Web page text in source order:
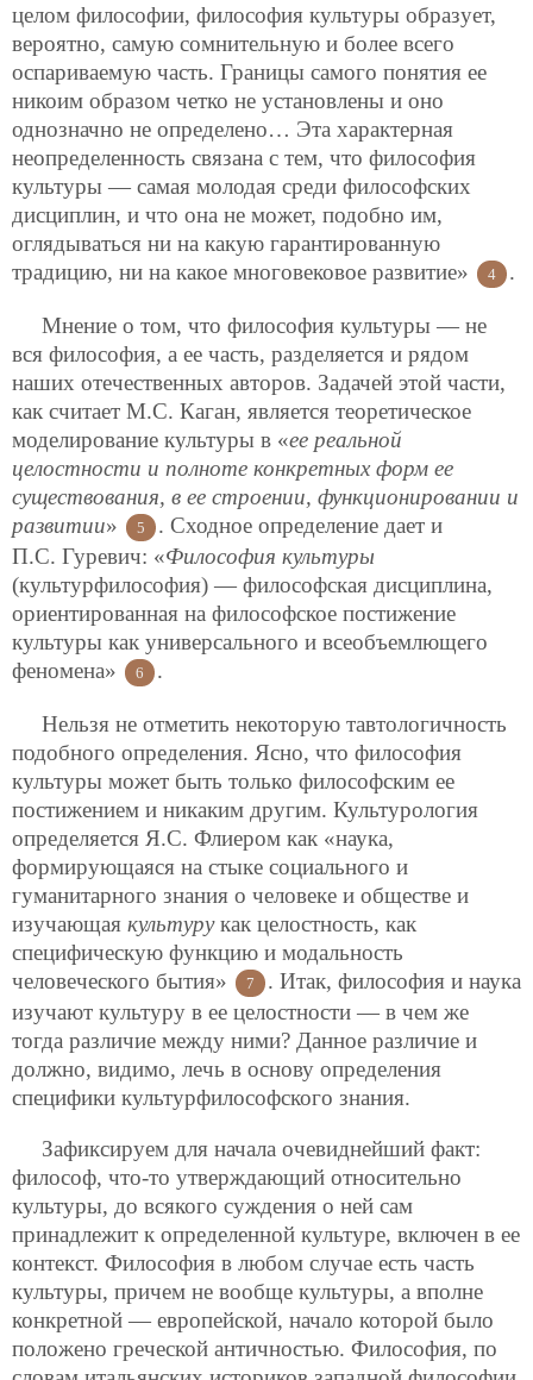
целом философии, философия культуры образует,
вероятно, самую сомнительную и более всего
оспариваемую часть. Границы самого понятия ее
никоим образом четко не установлены и оно
однозначно не определено… Эта характерная
неопределенность связана с тем, что философия
культуры — самая молодая среди философских
дисциплин, и что она не может, подобно им,
оглядываться ни на какую гарантированную
традицию, ни на какое многовековое развитие»
4 .
Мнение о том, что философия культуры — не
вся философия, а ее часть, разделяется и рядом
наших отечественных авторов. Задачей этой части,
как считает М.С. Каган, является теоретическое
моделирование культуры в «ее реальной
целостности и полноте конкретных форм ее
существования, в ее строении, функционировании и
развитии» 5
. Сходное определение дает и
П.С. Гуревич: «Философия культуры
(культурфилософия) — философская дисциплина,
ориентированная на философское постижение
культуры как универсального и всеобъемлющего
феномена»
6 .
Нельзя не отметить некоторую тавтологичность
подобного определения. Ясно, что философия
культуры может быть только философским ее
постижением и никаким другим. Культурология
определяется Я.С. Флиером как «наука,
формирующаяся на стыке социального и
гуманитарного знания о человеке и обществе и
изучающая культурукак целостность, как
специфическую функцию и модальность
человеческого бытия»
7
. Итак, философия и наука
изучают культуру в ее целостности — в чем же
тогда различие между ними? Данное различие и
должно, видимо, лечь в основу определения
специфики культурфилософского знания.
Зафиксируем для начала очевиднейший факт:
философ, что-то утверждающий относительно
культуры, до всякого суждения о ней сам
принадлежит к определенной культуре, включен в ее
контекст. Философия в любом случае есть часть
культуры, причем не вообще культуры, а вполне
конкретной — европейской, начало которой было
положено греческой античностью. Философия, по